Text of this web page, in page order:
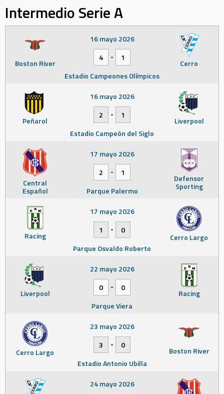
Intermedio Serie A
Boston River Cerro
16 mayo 2026
4
-
1
Estadio Campeones Olímpicos
Peñarol Liverpool
16 mayo 2026
2
-
1
Estadio Campeón del Siglo
Central
Español
Defensor
Sporting
17 mayo 2026
2
-
1
Parque Palermo
Racing Cerro Largo
17 mayo 2026
1
-
0
Parque Osvaldo Roberto
Liverpool Racing
22 mayo 2026
0
-
0
Parque Viera
Cerro Largo Boston River
23 mayo 2026
3
-
0
Estadio Antonio Ubilla
24 mayo 2026